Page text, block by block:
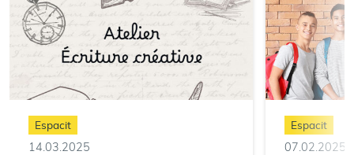
Espacit
14.03.2025
Espacit
07.02.2025